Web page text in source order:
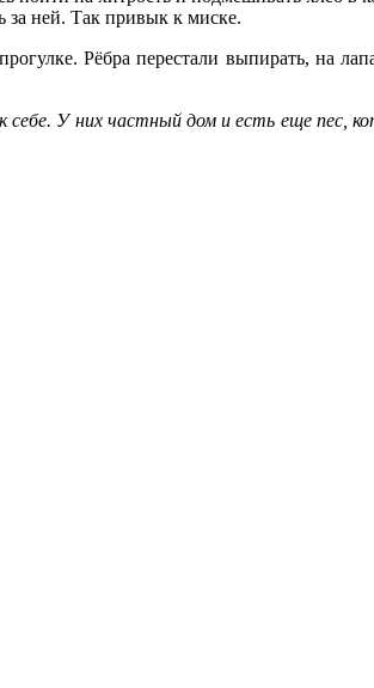
за ней. Так привык к миске.
Рёбра перестали выпирать, на
себе. У них частный дом и есть еще